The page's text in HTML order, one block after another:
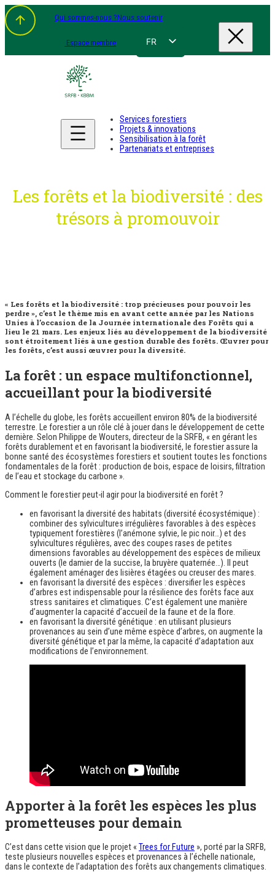
Aller
au
contenu
Qui sommes-nous ?Nous soutenir
Espace membre FR
DE
Services forestiers
Projets & innovations
Sensibilisation à la forêt
Partenariats et entreprises
Les forêts et la biodiversité : des
trésors à promouvoir
« Les forêts et la biodiversité : trop précieuses pour pouvoir les
perdre », c’est le thème mis en avant cette année par les Nations
Unies à l’occasion de la Journée internationale des Forêts qui a
lieu le 21 mars. Les enjeux liés au développement de la biodiversité
sont étroitement liés à une gestion durable des forêts. Œuvrer pour
les forêts, c’est aussi œuvrer pour la diversité.
La forêt : un espace multifonctionnel,
accueillant pour la biodiversité
A l’échelle du globe, les forêts accueillent environ 80% de la biodiversité
terrestre. Le forestier a un rôle clé à jouer dans le développement de cette
dernière. Selon Philippe de Wouters, directeur de la SRFB, « en gérant les
forêts durablement et en favorisant la biodiversité, le forestier assure la
bonne santé des écosystèmes forestiers et soutient toutes les fonctions
fondamentales de la forêt : production de bois, espace de loisirs, filtration
de l’eau et stockage du carbone ».
Comment le forestier peut-il agir pour la biodiversité en forêt ?
en favorisant la diversité des habitats (diversité écosystémique) :
combiner des sylvicultures irrégulières favorables à des espèces
typiquement forestières (l’anémone sylvie, le pic noir…) et des
sylvicultures régulières, avec des coupes rases de petites
dimensions favorables au développement des espèces de milieux
ouverts (le damier de la succise, la bruyère quaternée…). Il peut
également aménager des lisières étagées ou creuser des mares.
en favorisant la diversité des espèces : diversifier les espèces
d’arbres est indispensable pour la résilience des forêts face aux
stress sanitaires et climatiques. C’est également une manière
d’augmenter la capacité d’accueil de la faune et de la flore.
en favorisant la diversité génétique : en utilisant plusieurs
provenances au sein d’une même espèce d’arbres, on augmente la
diversité génétique et par la même, la capacité d’adaptation aux
modifications de l’environnement.
Apporter à la forêt les espèces les plus
prometteuses pour demain
C’est dans cette vision que le projet « Trees for Future », porté par la SRFB,
teste plusieurs nouvelles espèces et provenances à l’échelle nationale,
dans le contexte de l’adaptation des forêts aux changements climatiques.